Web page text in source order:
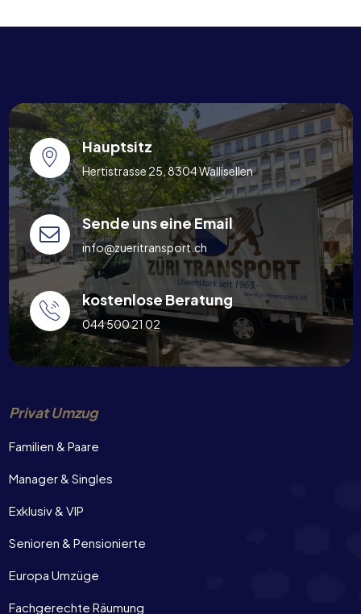
Hauptsitz
Hertistrasse 25, 8304 Wallisellen
Sende uns eine Email
info@zueritransport.ch
kostenlose Beratung
044 500 21 02
Privat Umzug
Familien & Paare
Manager & Singles
Exklusiv & VIP
Senioren & Pensionierte
Europa Umzüge
Fachgerechte Räumung